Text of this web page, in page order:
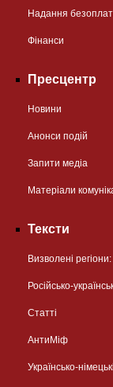
Надання
Фінанси
Пресцентр
Новини
Анонси подій
Запити медіа
Матеріали
Тексти
Визволені
Російсько-
Статті
АнтиМіф
Українсько-